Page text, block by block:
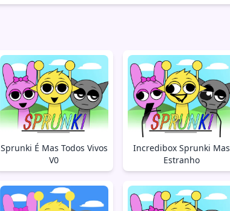
Sprunki É Mas Todos Vivos
V0
Incredibox Sprunki Mas
Estranho